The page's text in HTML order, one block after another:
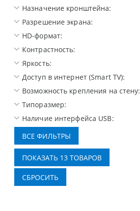
Назначение кронштейна:
Разрешение экрана:
HD-формат:
Контрастность:
Яркость:
Доступ в интернет (Smart TV):
Возможность крепления на стену:
Типоразмер:
Наличие интерфейса USB: